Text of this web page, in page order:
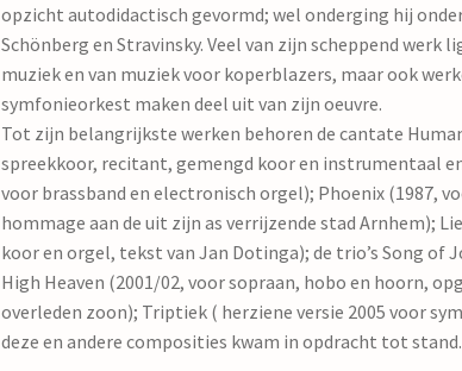
opzicht autodidactisch gevormd; wel onderging hij
Schönberg en Stravinsky. Veel van zijn scheppend werk
muziek en van muziek voor koperblazers, maar ook
symfonieorkest maken deel uit van zijn oeuvre.
Tot zijn belangrijkste werken behoren de cantate
spreekkoor, recitant, gemengd koor en instrumentaal
voor brassband en electronisch orgel); Phoenix (1987,
hommage aan de uit zijn as verrijzende stad Arnhem);
koor en orgel, tekst van Jan Dotinga); de trio’s Song of
High Heaven (2001/02, voor sopraan, hobo en hoorn,
overleden zoon); Triptiek ( herziene versie 2005 voor
deze en andere composities kwam in opdracht tot stand.